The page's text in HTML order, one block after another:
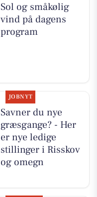
Sol og småkølig
vind på dagens
program
JOBNYT
Savner du nye
græsgange? - Her
er nye ledige
stillinger i Risskov
og omegn